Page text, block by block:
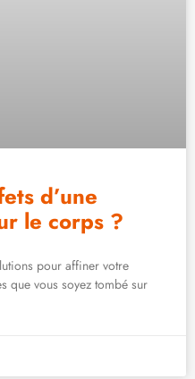
d’une
le corps ?
pour affiner votre
que vous soyez tombé sur